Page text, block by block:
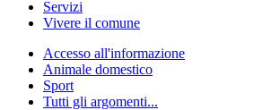
Servizi
Vivere il comune
Accesso all'informazione
Animale domestico
Sport
Tutti gli argomenti...